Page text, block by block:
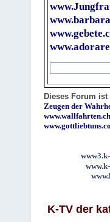
Dieses Forum
Zeugen der
www.wallfahrten.ch
K-TV der